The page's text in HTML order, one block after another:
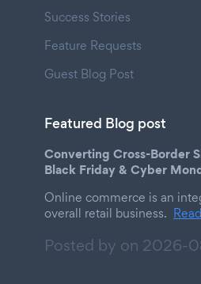
Success Stories
Feature Requests
Guest Blog Post
Featured Blog post
Converting Cross-Border
Black Friday & Cyber
Online commerce is an
overall retail business.
Posted by on 2026-